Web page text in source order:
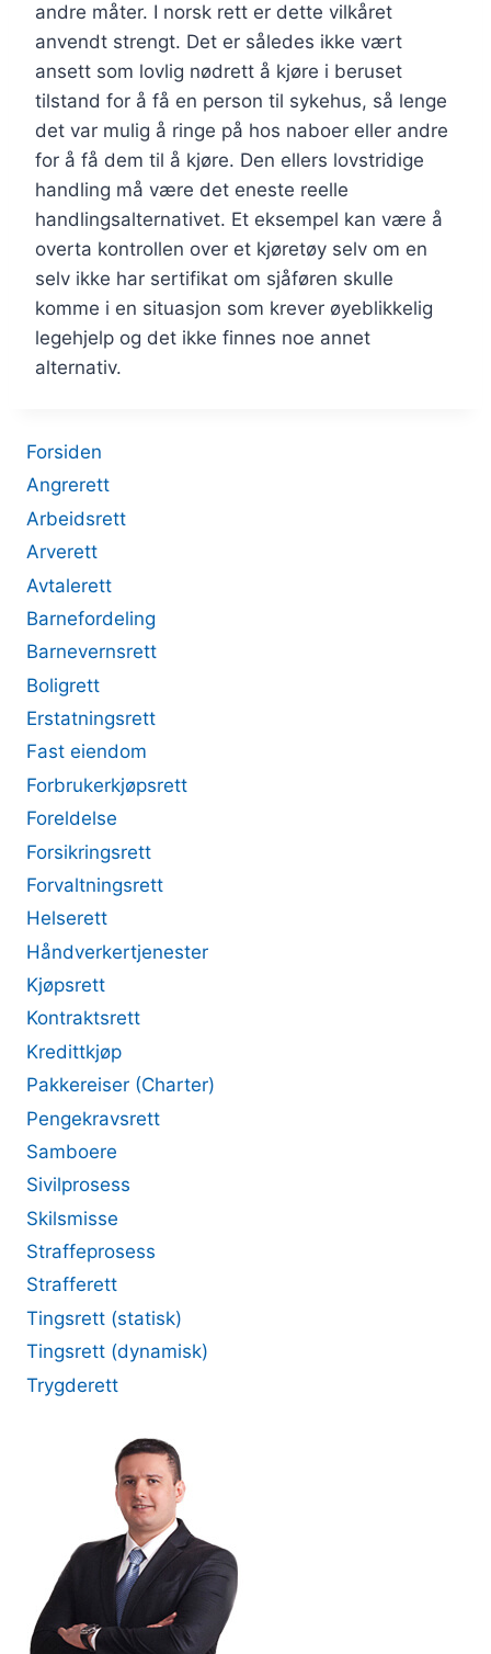
andre måter. I norsk rett er dette vilkåret
anvendt strengt. Det er således ikke vært
ansett som lovlig nødrett å kjøre i beruset
tilstand for å få en person til sykehus, så lenge
det var mulig å ringe på hos naboer eller andre
for å få dem til å kjøre. Den ellers lovstridige
handling må være det eneste reelle
handlingsalternativet. Et eksempel kan være å
overta kontrollen over et kjøretøy selv om en
selv ikke har sertifikat om sjåføren skulle
komme i en situasjon som krever øyeblikkelig
legehjelp og det ikke finnes noe annet
alternativ.
Forsiden
Angrerett
Arbeidsrett
Arverett
Avtalerett
Barnefordeling
Barnevernsrett
Boligrett
Erstatningsrett
Fast eiendom
Forbrukerkjøpsrett
Foreldelse
Forsikringsrett
Forvaltningsrett
Helserett
Håndverkertjenester
Kjøpsrett
Kontraktsrett
Kredittkjøp
Pakkereiser (Charter)
Pengekravsrett
Samboere
Sivilprosess
Skilsmisse
Straffeprosess
Strafferett
Tingsrett (statisk)
Tingsrett (dynamisk)
Trygderett